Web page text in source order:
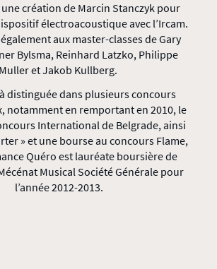
création de Marcin Stanczyk pour
électroacoustique avec l’Ircam.
aux master-classes de Gary
Bylsma, Reinhard Latzko, Philippe
Muller et Jakob Kullberg.
distinguée dans plusieurs concours
notamment en remportant en 2010, le
International de Belgrade, ainsi
» et une bourse au concours Flame,
Quéro est lauréate boursière de
Musical Société Générale pour
l’année 2012-2013.